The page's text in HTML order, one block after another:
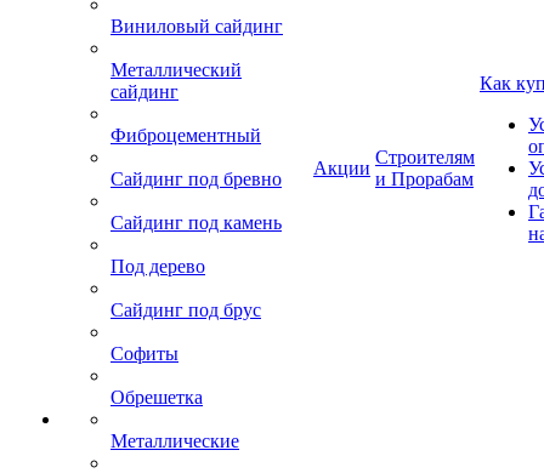
Виниловый сайдинг
Металлический
сайдинг
Фиброцементный
Сайдинг под бревно
Сайдинг под камень
Под дерево
Сайдинг под брус
Софиты
Обрешетка
Металлические
Акции
Строителям
и Прорабам
Как